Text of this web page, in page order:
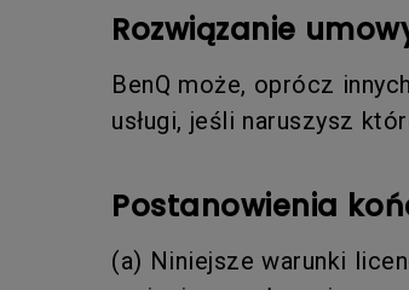
Rozwiązanie
BenQ może, oprócz
usługi, jeśli naruszysz
Postanowienia
(a) Niniejsze warunki